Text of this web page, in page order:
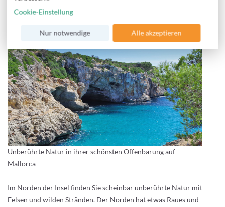
kleinen Läden vorbeischauen.
Unberührte Natur in ihrer schönsten Offenbarung auf
Mallorca
Im Norden der Insel finden Sie scheinbar unberührte Natur mit
Felsen und wilden Stränden. Der Norden hat etwas Raues und
Cookie-Einstellung
Nur notwendige Alle akzeptieren